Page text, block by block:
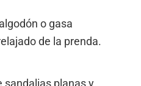
o gasa
de la prenda.
sandalias planas y